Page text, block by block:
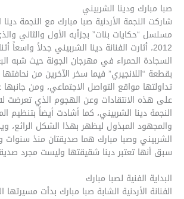
صبا مبارك ودينا الشربيني
شاركت النجمة الأردنية صبا مبارك مع النجمة
مسلسل “حكايات بنات” بجزأيه الأول والثاني
2012، أثارت الفنانة دينا الشربيني جدلاً
السجادة الحمراء في مهرجان الجونة حيث شبه
بقطعة “اللانجيري” فيما سخر الآخرين من
تداولتها مواقع التواصل الاجتماعي، ومن
على هذه الانتقادات وعن الهجوم الذي تعرضت
النجمة دينا الشربيني، كما أشادت أيضاً بتنظيم
والمجهود المبذول ليظهر بهذا الشكل الرائع،
الشربيني وصبا مبارك هما صديقتان منذ
سبق أنها تعتبر دينا شقيقتها وليست مجرد
البداية الفنية لصبا مبارك
الفنانة الأردنية الشابة صبا مبارك بدأت